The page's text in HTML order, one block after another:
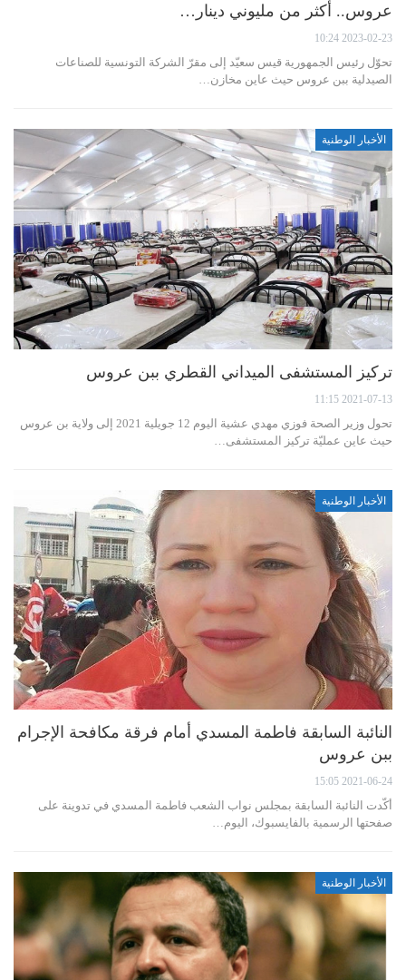
عروس.. أكثر من مليوني دينار…
2023-02-23 10:24
تحوّل رئيس الجمهورية قيس سعيّد إلى مقرّ الشركة التونسية للصناعات
الصيدلية ببن عروس حيث عاين مخازن…
الأخبار الوطنية
تركيز المستشفى الميداني القطري ببن عروس
2021-07-13 11:15
تحول وزير الصحة فوزي مهدي عشية اليوم 12 جويلية 2021 إلى ولاية بن عروس
حيث عاين عمليّة تركيز المستشفى…
الأخبار الوطنية
النائبة السابقة فاطمة المسدي أمام فرقة مكافحة الإجرام
ببن عروس
2021-06-24 15:05
أكّدت النائبة السابقة بمجلس نواب الشعب فاطمة المسدي في تدوينة على
صفحتها الرسمية بالفايسبوك، اليوم…
الأخبار الوطنية